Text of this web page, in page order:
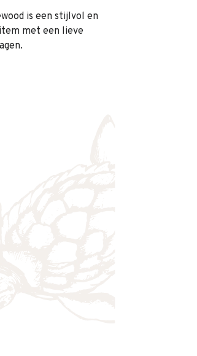
is een stijlvol en
met een lieve